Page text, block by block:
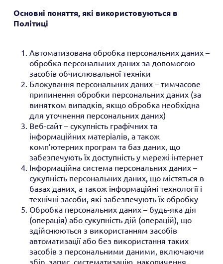
Основні поняття, які використовуються в
Політиці
Автоматизована обробка персональних даних –
обробка персональних даних за допомогою
засобів обчислювальної техніки
Блокування персональних даних – тимчасове
припинення обробки персональних даних (за
винятком випадків, якщо обробка необхідна
для уточнення персональних даних)
Веб-сайт – сукупність графічних та
інформаційних матеріалів, а також
комп’ютерних програм та баз даних, що
забезпечують їх доступність у мережі інтернет
Інформаційна система персональних даних –
сукупність персональних даних, що містяться в
базах даних, а також інформаційні технології і
технічні засоби, які забезпечують їх обробку
Обробка персональних даних – будь-яка дія
(операція) або сукупність дій (операцій), що
здійснюються з використанням засобів
автоматизації або без використання таких
засобів з персональними даними, включаючи
збір, запис, систематизацію, накопичення,